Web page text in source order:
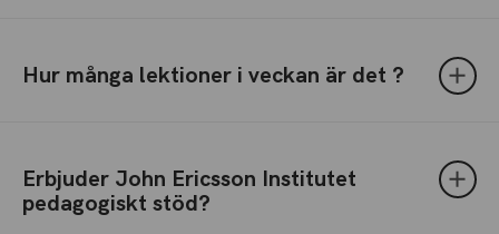
Hur många lektioner i veckan är det ?
Erbjuder John Ericsson Institutet
pedagogiskt stöd?